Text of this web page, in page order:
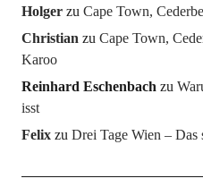
Holgerzu Cape Town,
Christian zu Cape Town,
Karoo
Reinhard Eschenbach zu
isst
Felixzu Drei Tage Wien – Das